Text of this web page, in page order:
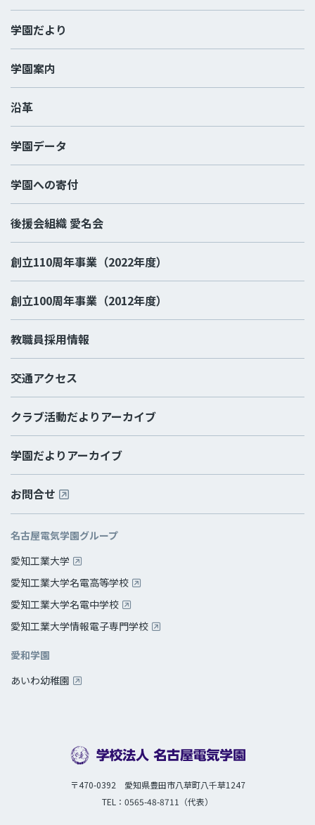
学園だより
学園案内
沿革
学園データ
学園への寄付
後援会組織 愛名会
創立110周年事業（2022年度）
創立100周年事業（2012年度）
教職員採用情報
交通アクセス
クラブ活動だよりアーカイブ
学園だよりアーカイブ
お問合せ
名古屋電気学園グループ
愛知工業大学
愛知工業大学名電高等学校
愛知工業大学名電中学校
愛知工業大学情報電子専門学校
愛和学園
あいわ幼稚園
〒470-0392 愛知県豊田市八草町八千草1247
TEL：0565-48-8711（代表）